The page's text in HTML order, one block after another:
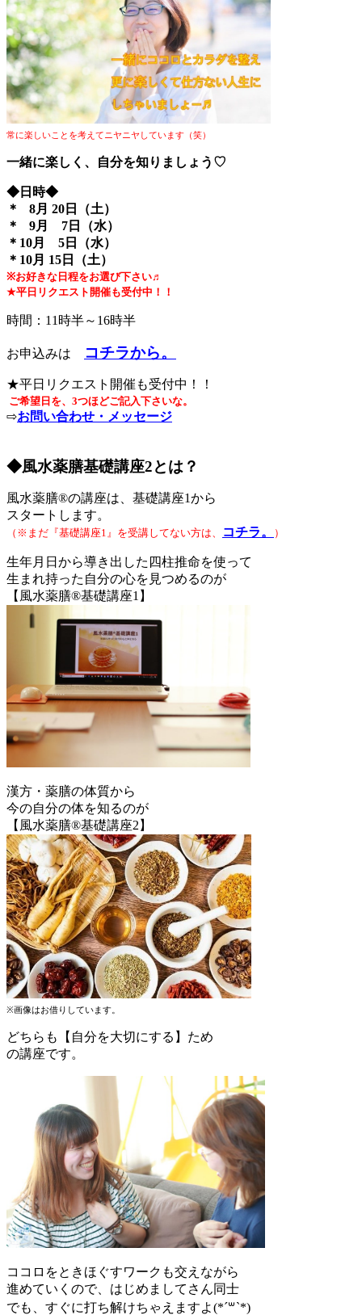
常に楽しいことを考えてニヤニヤしています（笑）
一緒に楽しく、自分を知りましょう♡
◆日時◆
＊ 8月 20日（土）
＊ 9月 7日（水）
＊10月 5日（水）
＊10月 15日（土）
※お好きな日程をお選び下さい♬
★平日リクエスト開催も受付中！！
時間：11時半～16時半
お申込みは コチラから。
★平日リクエスト開催も受付中！！
ご希望日を、3つほどご記入下さいな。
⇨お問い合わせ・メッセージ
◆風水薬膳基礎講座2とは？
風水薬膳®の講座は、基礎講座1から
スタートします。
（※まだ『基礎講座1』を受講してない方は、 コチラ。 ）
生年月日から導き出した四柱推命を使って
生まれ持った自分の心を見つめるのが
【風水薬膳®基礎講座1】
漢方・薬膳の体質から
今の自分の体を知るのが
【風水薬膳®基礎講座2】
※画像はお借りしています。
どちらも【自分を大切にする】ため
の講座です。
ココロをときほぐすワークも交えながら
進めていくので、はじめましてさん同士
でも、すぐに打ち解けちゃえますよ(*´꒳`*)